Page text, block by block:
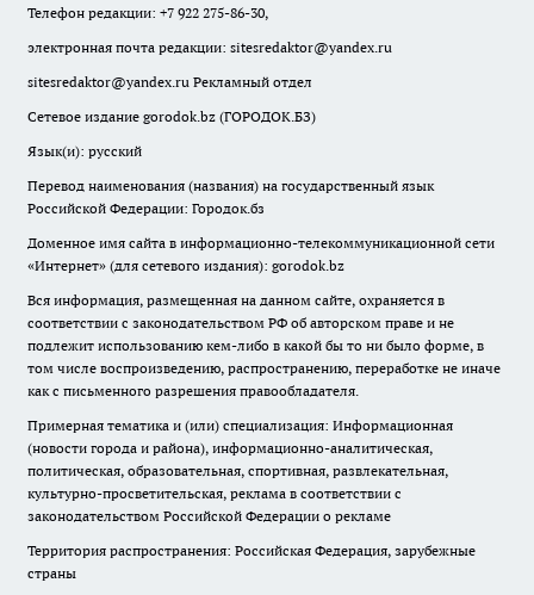
Телефон редакции: +7 922 275-86-30,
электронная почта редакции: sitesredaktor@yandex.ru
sitesredaktor@yandex.ru Рекламный отдел
Сетевое издание gorodok.bz (ГОРОДОК.БЗ)
Язык(и): русский
Перевод наименования (названия) на государственный язык
Российской Федерации: Городок.бз
Доменное имя сайта в информационно-телекоммуникационной сети
«Интернет» (для сетевого издания): gorodok.bz
Вся информация, размещенная на данном сайте, охраняется в
соответствии с законодательством РФ об авторском праве и не
подлежит использованию кем-либо в какой бы то ни было форме, в
том числе воспроизведению, распространению, переработке не иначе
как с письменного разрешения правообладателя.
Примерная тематика и (или) специализация: Информационная
(новости города и района), информационно-аналитическая,
политическая, образовательная, спортивная, развлекательная,
культурно-просветительская, реклама в соответствии с
законодательством Российской Федерации о рекламе
Территория распространения: Российская Федерация, зарубежные
страны